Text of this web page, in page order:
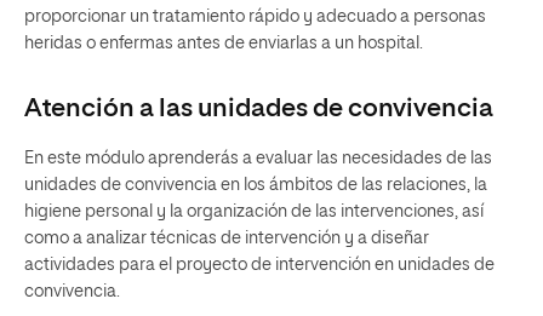
proporcionar un tratamiento rápido y adecuado a personas
heridas o enfermas antes de enviarlas a un hospital.
Atención a las unidades de convivencia
En este módulo aprenderás a evaluar las necesidades de las
unidades de convivencia en los ámbitos de las relaciones, la
higiene personal y la organización de las intervenciones, así
como a analizar técnicas de intervención y a diseñar
actividades para el proyecto de intervención en unidades de
convivencia.